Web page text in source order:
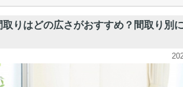
りはどの広さがおすすめ？間取り別